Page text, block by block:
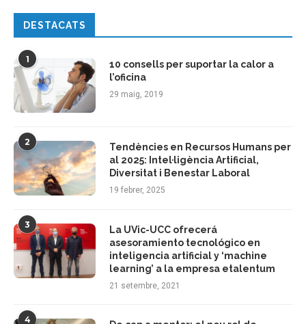
DESTACATS
1
10 consells per suportar la calor a
l’oficina
29 maig, 2019
2
Tendències en Recursos Humans per
al 2025: Intel·ligència Artificial,
Diversitat i Benestar Laboral
19 febrer, 2025
3
La UVic-UCC ofrecerá
asesoramiento tecnológico en
inteligencia artificial y ‘machine
learning’ a la empresa etalentum
21 setembre, 2021
4